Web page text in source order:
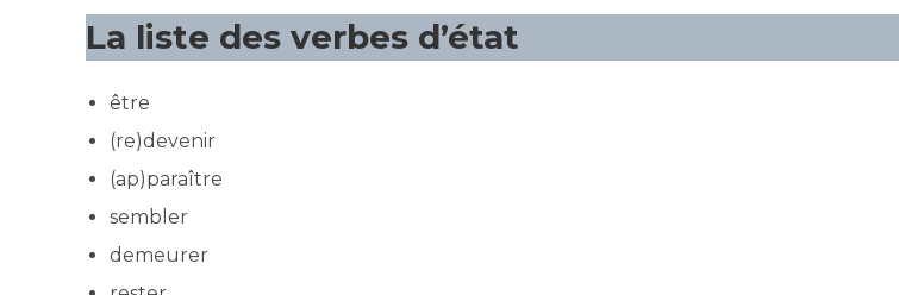
La liste des verbes d’état
être
(re)devenir
(ap)paraître
sembler
demeurer